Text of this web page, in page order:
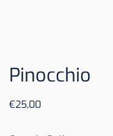
Pinocchio
€25,00